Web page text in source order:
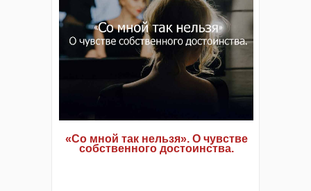
«Со мной так нельзя». О чувстве
собственного достоинства.